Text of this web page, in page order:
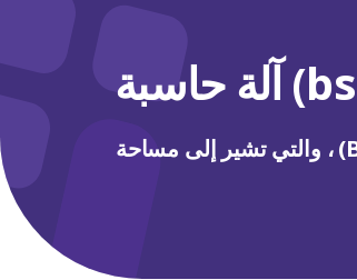
تسهل حاسبة BSA حساب مساحة جسمك (BSA) ، والتي تشير إلى مساحة